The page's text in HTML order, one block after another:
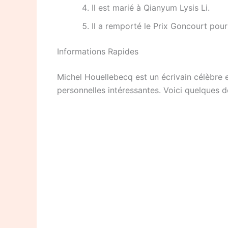
Il est marié à Qianyum Lysis Li.
Il a remporté le Prix Goncourt
Informations Rapides
Michel Houellebecq est un écrivain célèbre
personnelles intéressantes. Voici quelques